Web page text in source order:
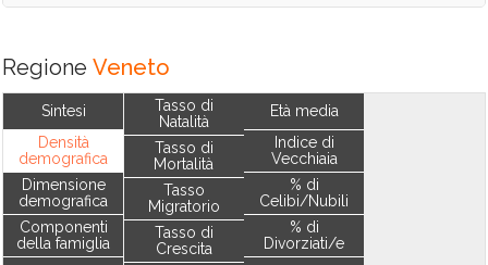
Regione Veneto
Sintesi
Densità
demografica
Dimensione
demografica
Componenti
della famiglia
Tasso di
Natalità
Tasso di
Mortalità
Tasso
Migratorio
Tasso di
Crescita
Età media
Indice di
Vecchiaia
% di
Celibi/Nubili
% di
Divorziati/e